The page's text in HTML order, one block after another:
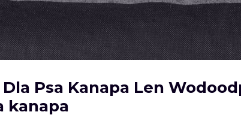
Psa Kanapa Len
kanapa